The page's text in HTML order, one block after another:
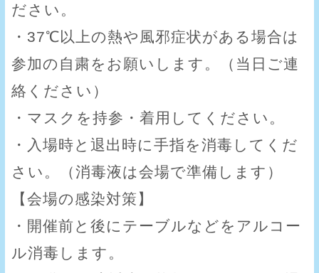
ださい。
・37℃以上の熱や風邪症状がある場合は
参加の自粛をお願いします。（当日ご連
絡ください）
・マスクを持参・着用してください。
・入場時と退出時に手指を消毒してくだ
さい。（消毒液は会場で準備します）
【会場の感染対策】
・開催前と後にテーブルなどをアルコー
ル消毒します。